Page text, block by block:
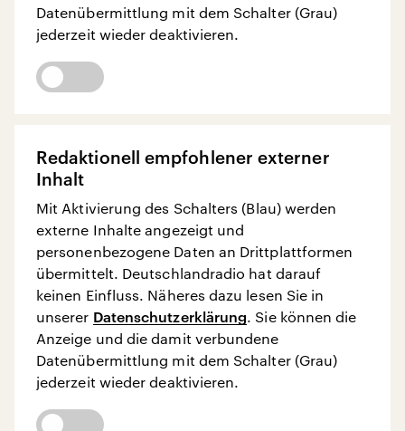
Datenübermittlung mit dem Schalter (Grau)
jederzeit wieder deaktivieren.
Redaktionell empfohlener externer
Inhalt
Mit Aktivierung des Schalters (Blau) werden
externe Inhalte angezeigt und
personenbezogene Daten an Drittplattformen
übermittelt. Deutschlandradio hat darauf
keinen Einfluss. Näheres dazu lesen Sie in
unserer Datenschutzerklärung. Sie können die
Anzeige und die damit verbundene
Datenübermittlung mit dem Schalter (Grau)
jederzeit wieder deaktivieren.